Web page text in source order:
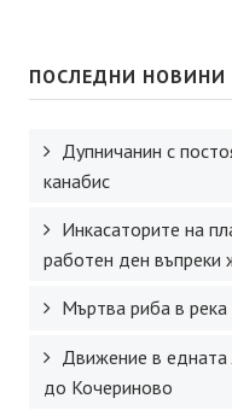
ПОСЛЕДНИ НОВИНИ
Дупничанин с
канабис
Инкасаторите на
работен ден въпреки
Мъртва риба в
Движение в едната
до Кочериново